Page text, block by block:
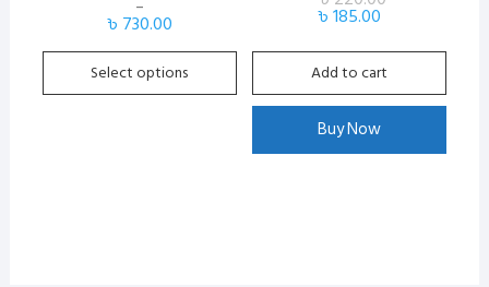
–
৳ 730.00
৳ 420.00
through
৳ 730.00Select options
on
product
was:
৳ 220.00.
৳185.00
is:
৳ 185.00.Add to cart
Buy Now